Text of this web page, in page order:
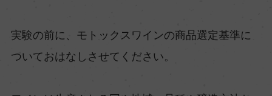
実験の前に、モトックスワインの商品選定基準に
ついておはなしさせてください。